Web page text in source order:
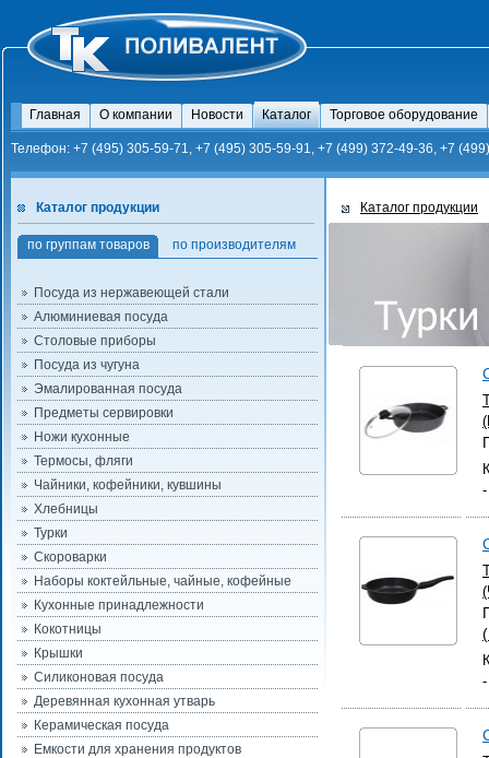
Главная О компании Новости Каталог Торговое оборудование
Телефон: +7 (495) 305-59-71, +7 (495) 305-59-91, +7 (499) 372-49-36, +7
Каталог продукции
по группам товаров по производителям
Посуда из нержавеющей стали
Алюминиевая посуда
Столовые приборы
Посуда из чугуна
Эмалированная посуда
Предметы сервировки
Ножи кухонные
Термосы, фляги
Чайники, кофейники, кувшины
Хлебницы
Турки
Скороварки
Наборы коктейльные, чайные, кофейные
Кухонные принадлежности
Кокотницы
Крышки
Силиконовая посуда
Деревянная кухонная утварь
Керамическая посуда
Емкости для хранения продуктов
Каталог продукции